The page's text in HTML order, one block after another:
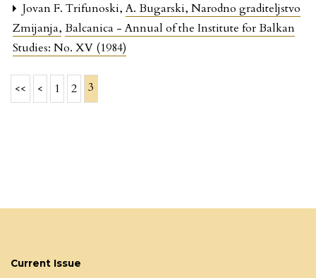
Jovan F. Trifunoski,A. Bugarski, Narodno graditeljstvo
Zmijanja, Balcanica - Annual of the Institute for Balkan
Studies: No. XV (1984)
<< < 1 2 3
Current Issue